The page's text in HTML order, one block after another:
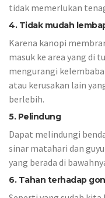
tidak memerlukan
4. Tidak mudah
Karena kanopi
masuk ke area yang di
mengurangi
atau kerusakan lain
berlebih.
5. Pelindung
Dapat melindungi
sinar matahari dan
yang berada di
6. Tahan terhadap